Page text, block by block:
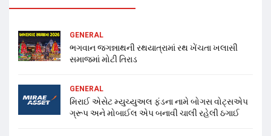
GENERAL
ભગવાન જગન્નાથની રથયાત્રામાં રથ ખેંચતા ખલાસી
સમાજમાં મોટી તિરાડ
GENERAL
મિરાઈ એસેટ મ્યુચ્યુઅલ ફંડના નામે બોગસ વોટ્સએપ
ગ્રૂપ અને મોબાઈલ એપ બનાવી ચાલી રહેલી ઠગાઈ